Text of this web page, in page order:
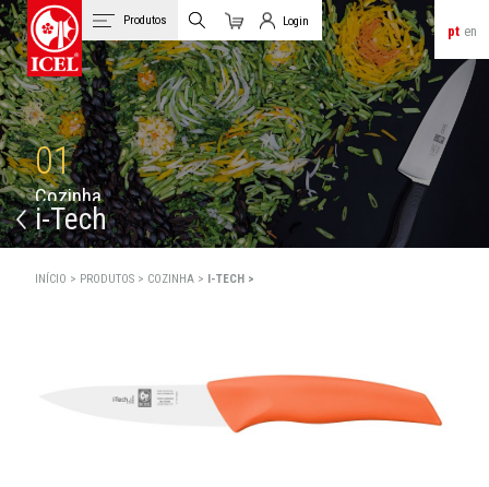
pt en
Produtos
Carrinho
Login
Login de Clientes
01
Cozinha
i-Tech
INÍCIO > PRODUTOS > COZINHA > I-TECH >